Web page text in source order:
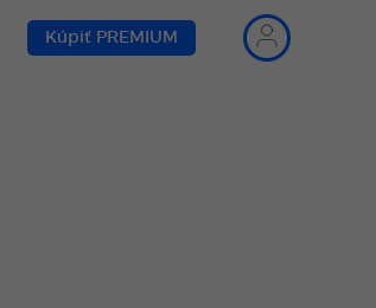
Kúpiť PREMIUM